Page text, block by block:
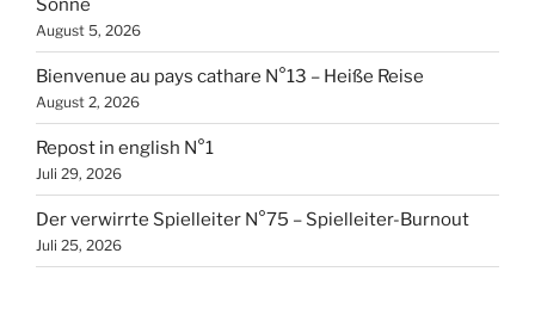
Sonne
August 5, 2026
Bienvenue au pays cathare N°13 – Heiße Reise
August 2, 2026
Repost in english N°1
Juli 29, 2026
Der verwirrte Spielleiter N°75 – Spielleiter-Burnout
Juli 25, 2026